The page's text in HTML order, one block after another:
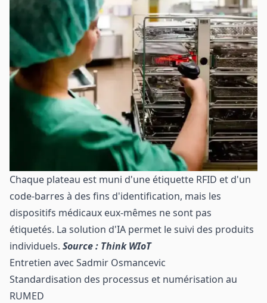
Chaque plateau est muni d'une étiquette RFID et d'un
code-barres à des fins d'identification, mais les
dispositifs médicaux eux-mêmes ne sont pas
étiquetés. La solution d'IA permet le suivi des produits
individuels. Source : Think WIoT
Entretien avec Sadmir Osmancevic
Standardisation des processus et numérisation au
RUMED